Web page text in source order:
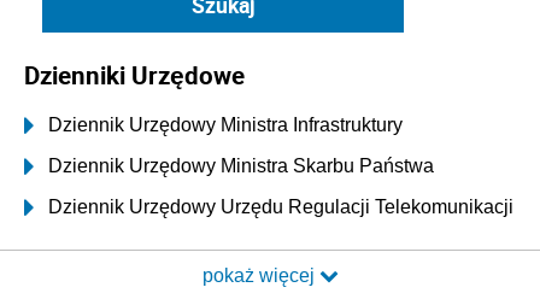
Dzienniki Urzędowe
Dziennik Urzędowy Ministra Infrastruktury
Dziennik Urzędowy Ministra Skarbu Państwa
Dziennik Urzędowy Urzędu Regulacji Telekomunikacji
Dziennik Urzędowy Ministra Transportu i Budownictwa
pokaż więcej